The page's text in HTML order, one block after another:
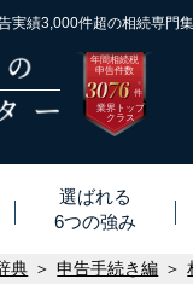
実績3,000件超の相続専門
年間相続税
申告件数
3076 ※
件
業界トップ
クラス
選ばれる
6つの強み
典 申告手続き編